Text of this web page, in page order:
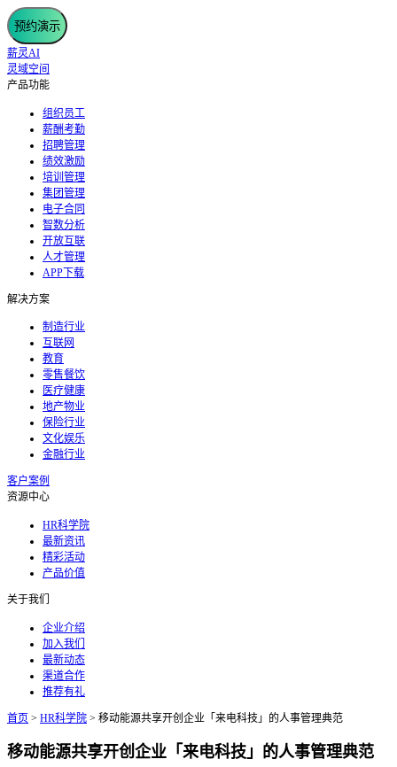
预约演示
薪灵AI
灵域空间
产品功能
组织员工
薪酬考勤
招聘管理
绩效激励
培训管理
集团管理
电子合同
智数分析
开放互联
人才管理
APP下载
解决方案
制造行业
互联网
教育
零售餐饮
医疗健康
地产物业
保险行业
文化娱乐
金融行业
客户案例
资源中心
HR科学院
最新资讯
精彩活动
产品价值
关于我们
企业介绍
加入我们
最新动态
渠道合作
推荐有礼
首页 > HR科学院 > 移动能源共享开创企业「来电科技」的人事管理典范
移动能源共享开创企业「来电科技」的人事管理典范